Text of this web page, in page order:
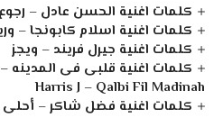
كلمات اغنية الحسن عادل – رجوع
كلمات اغنية اسلام كابونجا –
كلمات اغنية جيرل فريند – ويجز
Harris J – Qalbi Fil Madinah
كلمات اغنية فضل شاكر –